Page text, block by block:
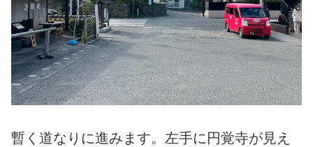
暫く道なりに進みます。左手に円覚寺が見え